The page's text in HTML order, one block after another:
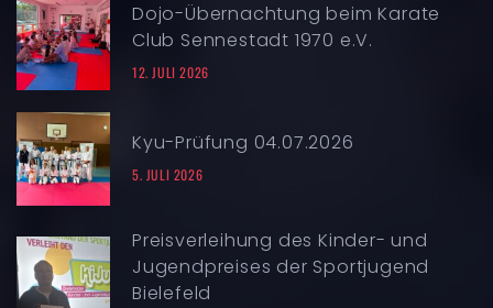
Dojo-Übernachtung beim Karate
Club Sennestadt 1970 e.V.
12. JULI 2026
Kyu-Prüfung 04.07.2026
5. JULI 2026
Preisverleihung des Kinder- und
Jugendpreises der Sportjugend
Bielefeld